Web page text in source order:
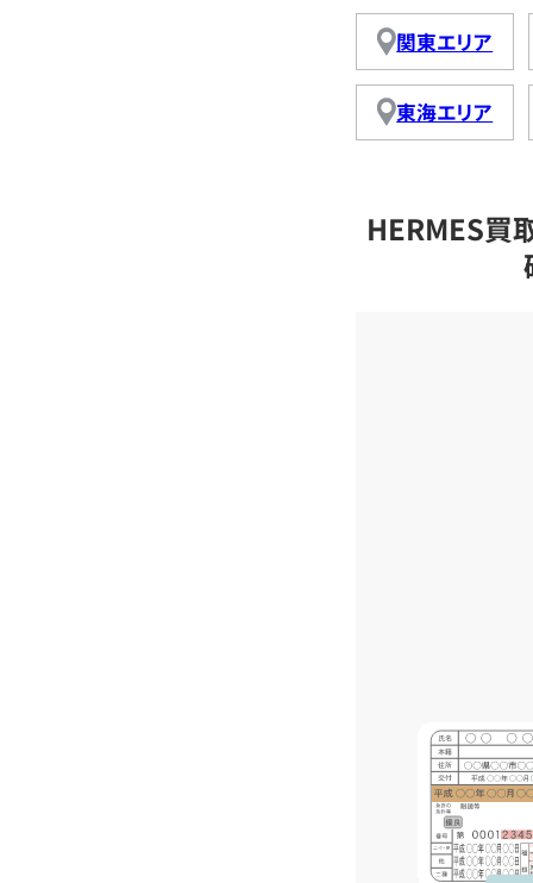
関東エリア
東海エリア
HERMES買